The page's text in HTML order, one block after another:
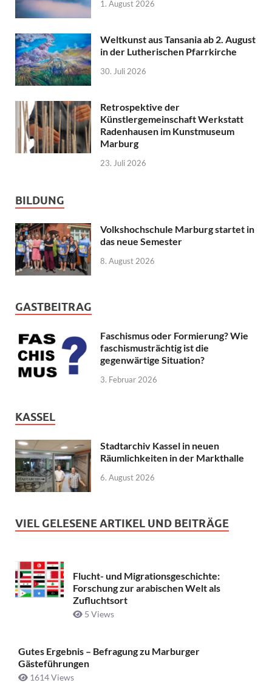
1. August 2026
Weltkunst aus Tansania ab 2. August
in der Lutherischen Pfarrkirche
30. Juli 2026
Retrospektive der
Künstlergemeinschaft Werkstatt
Radenhausen im Kunstmuseum
Marburg
23. Juli 2026
BILDUNG
Volkshochschule Marburg startet in
das neue Semester
8. August 2026
GASTBEITRAG
Faschismus oder Formierung? Wie
faschismusträchtig ist die
gegenwärtige Situation?
3. Februar 2026
KASSEL
Stadtarchiv Kassel in neuen
Räumlichkeiten in der Markthalle
6. August 2026
VIEL GELESENE ARTIKEL UND BEITRÄGE
Flucht- und Migrationsgeschichte:
Forschung zur arabischen Welt als
Zufluchtsort
5 Views
Gutes Ergebnis – Befragung zu Marburger
Gästeführungen
1614 Views